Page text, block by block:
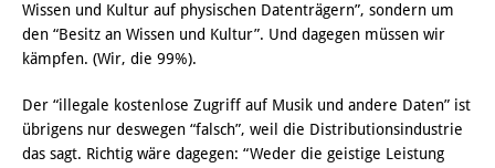
Wissen und Kultur auf physischen Datenträgern”, sondern um
den “Besitz an Wissen und Kultur”. Und dagegen müssen wir
kämpfen. (Wir, die 99%).
Der “illegale kostenlose Zugriff auf Musik und andere Daten” ist
übrigens nur deswegen “falsch”, weil die Distributionsindustrie
das sagt. Richtig wäre dagegen: “Weder die geistige Leistung